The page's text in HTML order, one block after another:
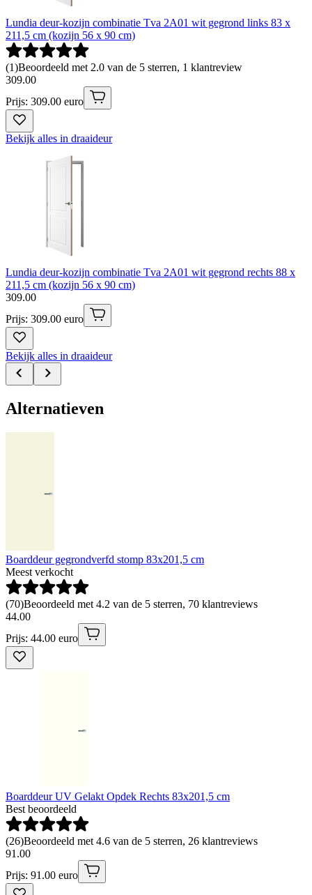
Lundia deur-kozijn combinatie Tva 2A01 wit gegrond links 83 x
211,5 cm (kozijn 56 x 90 cm)
(1)Beoordeeld met 2.0 van de 5 sterren, 1 klantreview
309.00
Prijs: 309.00 euro
Bekijk alles in draaideur
Lundia deur-kozijn combinatie Tva 2A01 wit gegrond rechts 88 x
211,5 cm (kozijn 56 x 90 cm)
309.00
Prijs: 309.00 euro
Bekijk alles in draaideur
Alternatieven
Boarddeur gegrondverfd stomp 83x201,5 cm
Meest verkocht
(70)Beoordeeld met 4.2 van de 5 sterren, 70 klantreviews
44.00
Prijs: 44.00 euro
Boarddeur UV Gelakt Opdek Rechts 83x201,5 cm
Best beoordeeld
(26)Beoordeeld met 4.6 van de 5 sterren, 26 klantreviews
91 .00
Prijs: 91.00 euro